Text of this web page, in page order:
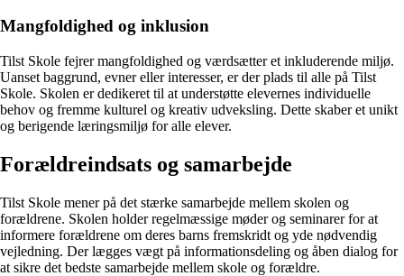
Mangfoldighed og inklusion
Tilst Skole fejrer mangfoldighed og værdsætter et inkluderende miljø.
Uanset baggrund, evner eller interesser, er der plads til alle på Tilst
Skole. Skolen er dedikeret til at understøtte elevernes individuelle
behov og fremme kulturel og kreativ udveksling. Dette skaber et unikt
og berigende læringsmiljø for alle elever.
Forældreindsats og samarbejde
Tilst Skole mener på det stærke samarbejde mellem skolen og
forældrene. Skolen holder regelmæssige møder og seminarer for at
informere forældrene om deres barns fremskridt og yde nødvendig
vejledning. Der lægges vægt på informationsdeling og åben dialog for
at sikre det bedste samarbejde mellem skole og forældre.